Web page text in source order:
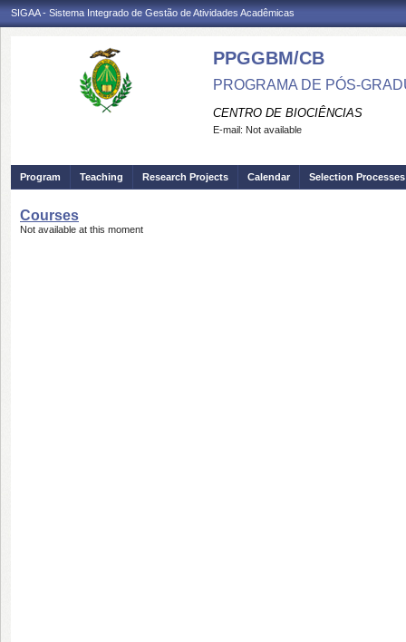
SIGAA - Sistema Integrado de Gestão de Atividades Acadêmicas
PPGGBM/CB
PROGRAMA DE PÓS-
CENTRO DE BIOCIÊNCIAS
E-mail: Not available
Program Teaching Research Projects Calendar Selection Processes
Courses
Not available at this moment